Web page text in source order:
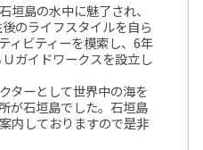
島の水中に魅了され、
のライフスタイルを自ら
ィビティーを模索し、6年
ガイドワークスを設立し
ターとして世界中の海を
が石垣島でした。石垣島
内しておりますので是非